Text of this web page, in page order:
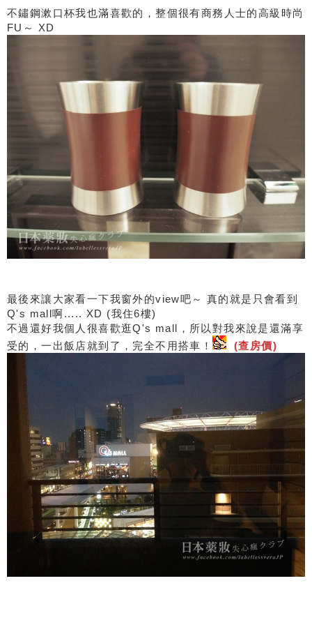
不鏽鋼漱口杯我也滿喜歡的，整個很有商務人士的高級時尚
FU～ XD
最後來讓大家看一下我窗外的view吧～ 真的就是只會看到
Q's mall啊..... XD (我住6樓)
不過還好我個人很喜歡逛Q's mall，所以對我來說是還滿享
受的，一出飯店就到了，完全不用搭車！
(查房價)